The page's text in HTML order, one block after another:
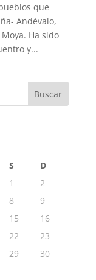
que
Andévalo,
Ha sido
y...
S
D
1
2
8
9
15
16
22
23
29
30